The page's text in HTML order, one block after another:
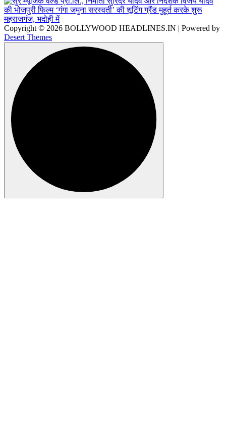
Copyright © 2026 BOLLYWOOD HEADLINES.IN | Powered by
Desert Themes